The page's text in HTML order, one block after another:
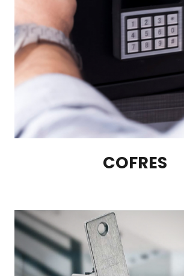
COFRES